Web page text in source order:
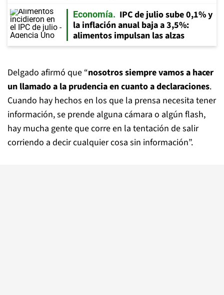
Economía
IPC de julio sube 0,1% y
la inflación anual baja a 3,5%:
alimentos impulsan las alzas
Delgado afirmó que “nosotros siempre vamos a hacer
un llamado a la prudencia en cuanto a declaraciones.
Cuando hay hechos en los que la prensa necesita tener
información, se prende alguna cámara o algún flash,
hay mucha gente que corre en la tentación de salir
corriendo a decir cualquier cosa sin información”.